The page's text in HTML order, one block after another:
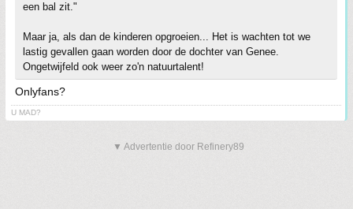
een bal zit."
Maar ja, als dan de kinderen opgroeien... Het is wachten tot we
lastig gevallen gaan worden door de dochter van Genee.
Ongetwijfeld ook weer zo'n natuurtalent!
Onlyfans?
U MAD?
▼ Advertentie door Refinery89